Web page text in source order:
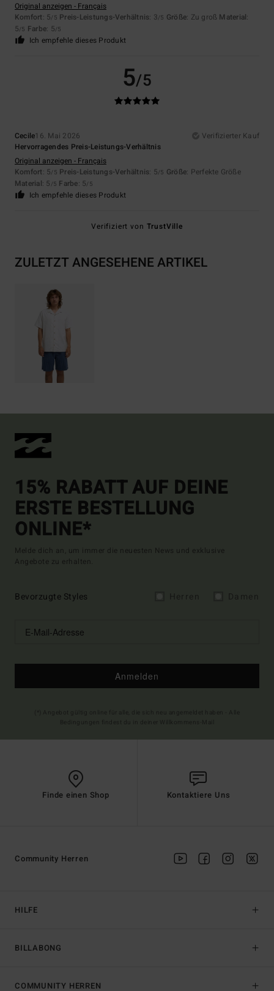
Original anzeigen - Français
Komfort: 5/5 Preis-Leistungs-Verhältnis: 3/5 Größe: Zu groß Material:
5/5 Farbe: 5/5
Ich empfehle dieses Produkt
5/5
Cecile16. Mai 2026
Verifizierter Kauf
Hervorragendes Preis-Leistungs-Verhältnis
Original anzeigen - Français
Komfort: 5/5 Preis-Leistungs-Verhältnis: 5/5 Größe: Perfekte Größe
Material: 5 /5 Farbe: 5/5
Ich empfehle dieses Produkt
Verifiziert von TrustVille
ZULETZT ANGESEHENE ARTIKEL
15% RABATT AUF DEINE
ERSTE BESTELLUNG
ONLINE*
Melde dich an, um immer die neuesten News und exklusive
Angebote zu erhalten.
Bevorzugte Styles
Anmelden
Finde einen Shop Kontaktiere Uns
HILFE
BILLABONG
Community Herren
COMMUNITY HERREN